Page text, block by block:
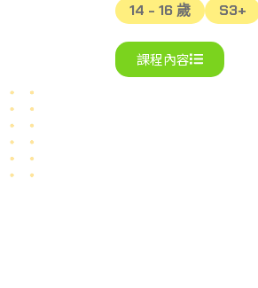
14 - 16 歲 S3+
課程內容